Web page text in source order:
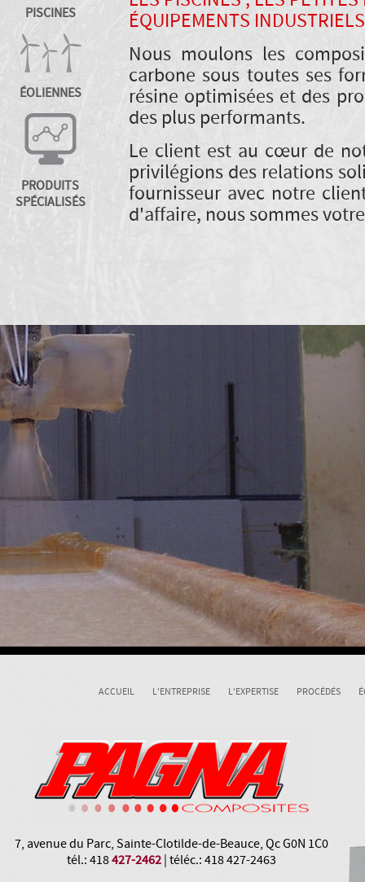
PISCINES
ÉOLIENNES
PRODUITS
SPÉCIALISÉS
ÉQUIPEMENTS
Nous moulons les
carbone sous toutes ses
résine optimisées et des
des plus performants.
Le client est au cœur de
privilégions des relations
fournisseur avec notre
d'affaire, nous sommes
ACCUEIL L'ENTREPRISE L'EXPERTISE PROCÉDÉS
7, avenue du Parc, Sainte-Clotilde-de-Beauce, Qc G0N 1C0
tél.: 418427-2462| téléc.: 418 427-2463